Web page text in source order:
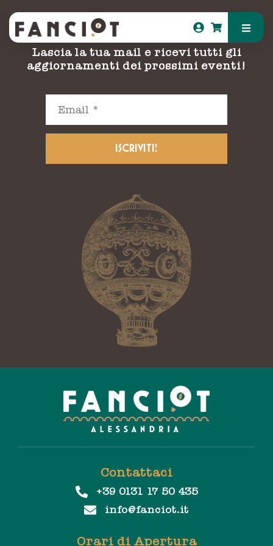
Resta aggiornato!
Lascia la tua mail e ricevi tutti gli
aggiornamenti dei prossimi eventi!
Contattaci
+39 0131 17 50 435
info@fanciot.it
Orari di Apertura